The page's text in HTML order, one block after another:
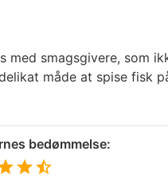
med smagsgivere, som
måde at spise fisk
bedømmelse: